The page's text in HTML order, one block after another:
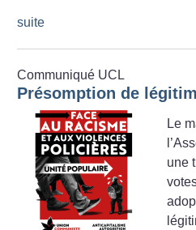
suite
Communiqué UCL
Présomption de
Le
une